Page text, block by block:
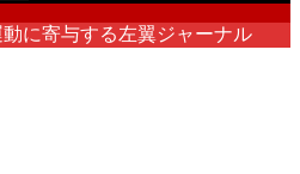
に寄与する左翼ジャーナル